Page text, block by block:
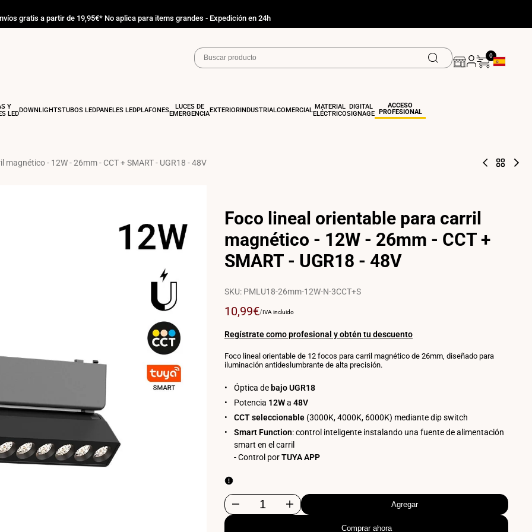
gratis a partir de 19,95€* No aplica para items grandes - Expedición en 24h
0
Y
LEDDOWNLIGHTSTUBOS LEDPANELES LEDPLAFONES
LUCES DE
EMERGENCIAEXTERIORINDUSTRIAL COMERCIAL MATERIAL
ELÉCTRICO
DIGITAL
SIGNAGE
ACCESO
PROFESIONAL
- 12W - 26mm - CCT + SMART - UGR18 - 48V
Foco
-
26mm
Volver
Foco lineal orientable para carril
magnético - 12W - 26mm - CCT +
SMART - UGR18 - 48V
SKU: PMLU18-26mm-12W-N-3CCT+S
Precio
venta
10,99€PRECIO
/POR
IVA incluido
Regístrate como profesional y obtén tu descuento
Foco lineal orientable de 12 focos para carril magnético de 26mm, diseñado para
iluminación antideslumbrante de alta precisión.
Óptica de bajo UGR18
Potencia 12Wa 48V
CCT seleccionable (3000K, 4000K, 6000K) mediante dip switch
Smart Function: control inteligente instalando una fuente de alimentación
smart en el carril
- Control porTUYA APP
Disminuir Aumentar
Agregar
Comprar ahora